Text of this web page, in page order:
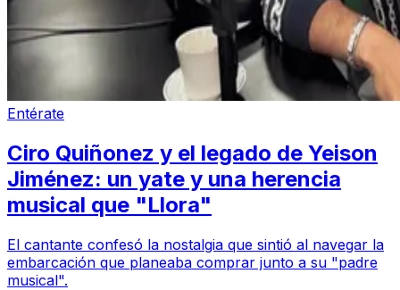
Entérate
Ciro Quiñonez y el legado de Yeison
Jiménez: un yate y una herencia
musical que "Llora"
El cantante confesó la nostalgia que sintió al navegar la
embarcación que planeaba comprar junto a su "padre
musical".